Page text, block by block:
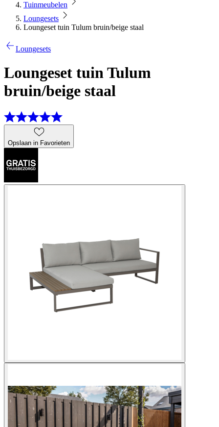
Tuinmeubelen
Loungesets
Loungeset tuin Tulum bruin/beige staal
Loungesets
Loungeset tuin Tulum
bruin/beige staal
Opslaan in Favorieten